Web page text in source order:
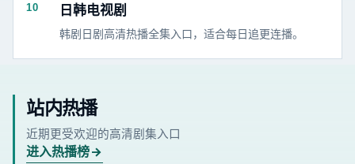
10 日韩电视剧
韩剧日剧高清热播全集入口，适合每日追更连播。
站内热播
近期更受欢迎的高清剧集入口
进入热播榜